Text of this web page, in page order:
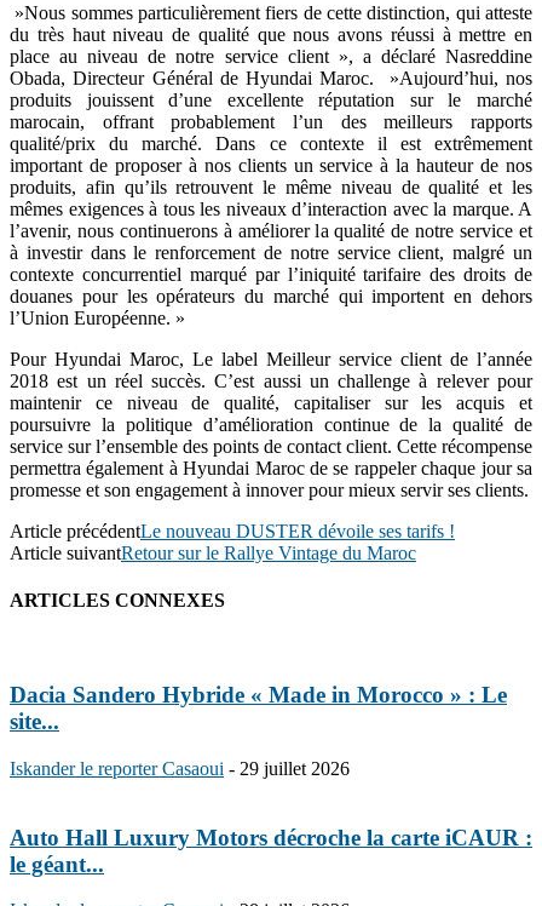
»Nous sommes particulièrement fiers de cette distinction, qui atteste
du très haut niveau de qualité que nous avons réussi à mettre en
place au niveau de notre service client », a déclaré Nasreddine
Obada, Directeur Général de Hyundai Maroc. »Aujourd’hui, nos
produits jouissent d’une excellente réputation sur le marché
marocain, offrant probablement l’un des meilleurs rapports
qualité/prix du marché. Dans ce contexte il est extrêmement
important de proposer à nos clients un service à la hauteur de nos
produits, afin qu’ils retrouvent le même niveau de qualité et les
mêmes exigences à tous les niveaux d’interaction avec la marque. A
l’avenir, nous continuerons à améliorer la qualité de notre service et
à investir dans le renforcement de notre service client, malgré un
contexte concurrentiel marqué par l’iniquité tarifaire des droits de
douanes pour les opérateurs du marché qui importent en dehors
l’Union Européenne. »
Pour Hyundai Maroc, Le label Meilleur service client de l’année
2018 est un réel succès. C’est aussi un challenge à relever pour
maintenir ce niveau de qualité, capitaliser sur les acquis et
poursuivre la politique d’amélioration continue de la qualité de
service sur l’ensemble des points de contact client. Cette récompense
permettra également à Hyundai Maroc de se rappeler chaque jour sa
promesse et son engagement à innover pour mieux servir ses clients.
Article précédentLe nouveau DUSTER dévoile ses tarifs !
Article suivantRetour sur le Rallye Vintage du Maroc
ARTICLES CONNEXES
Dacia Sandero Hybride « Made in Morocco » : Le
site...
Iskander le reporter Casaoui - 29 juillet 2026
Auto Hall Luxury Motors décroche la carte iCAUR :
le géant...